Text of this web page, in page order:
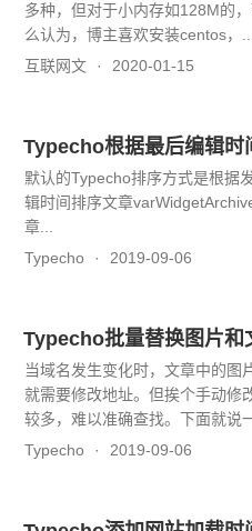
多种，但对于小内存如128M的
么认为，博主喜欢安装centos，...
互联网文
2020-01-15
Typecho根据最后编辑时
默认的Typecho排序方式是根据
辑时间排序文章
章...
Typecho
2019-09-06
Typecho批量替换图片和
当域名发生变化时，文章中的图
就需要修改地址。但挨个手动修
较多，难以准确查找。下面就说
Typecho
2019-09-06